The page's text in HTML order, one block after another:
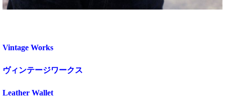
Vintage Works
ヴィンテージワークス
Leather Wallet